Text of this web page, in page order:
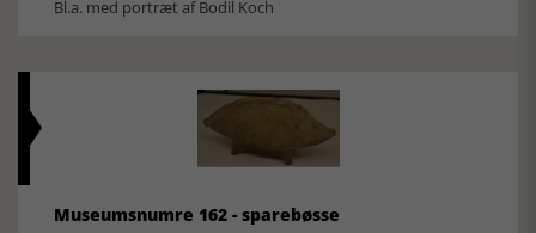
Bl.a. med portræt af Bodil Koch
Museumsnumre 162 - sparebøsse